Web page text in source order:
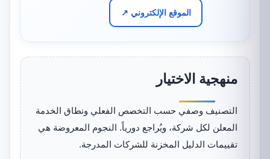
الموقع الإلكتروني ↗
منهجية الاختيار
التصنيف وصفي حسب التخصص الفعلي ونطاق الخدمة
المعلن لكل شركة، ويُراجع دورياً. النجوم المعروضة هي
تقييمات الدليل المخزنة للشركات المدرجة.